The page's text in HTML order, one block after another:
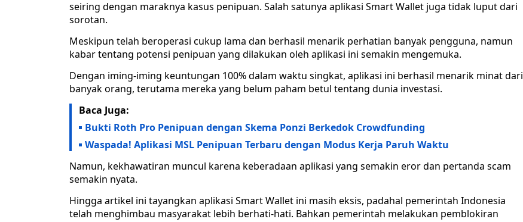
seiring dengan maraknya kasus penipuan. Salah satunya aplikasi Smart Wallet juga tidak luput dari
sorotan.
Meskipun telah beroperasi cukup lama dan berhasil menarik perhatian banyak pengguna, namun
kabar tentang potensi penipuan yang dilakukan oleh aplikasi ini semakin mengemuka.
Dengan iming-iming keuntungan 100% dalam waktu singkat, aplikasi ini berhasil menarik minat dari
banyak orang, terutama mereka yang belum paham betul tentang dunia investasi.
Baca Juga:
Bukti Roth Pro Penipuan dengan Skema Ponzi Berkedok Crowdfunding
Waspada! Aplikasi MSL Penipuan Terbaru dengan Modus Kerja Paruh Waktu
Namun, kekhawatiran muncul karena keberadaan aplikasi yang semakin eror dan pertanda scam
semakin nyata.
Hingga artikel ini tayangkan aplikasi Smart Wallet ini masih eksis, padahal pemerintah Indonesia
telah menghimbau masyarakat lebih berhati-hati. Bahkan pemerintah melakukan pemblokiran